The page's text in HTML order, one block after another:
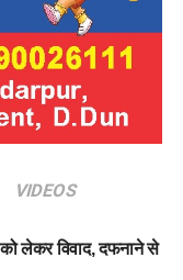
VIDEOS
लेकर विवाद, दफनाने से